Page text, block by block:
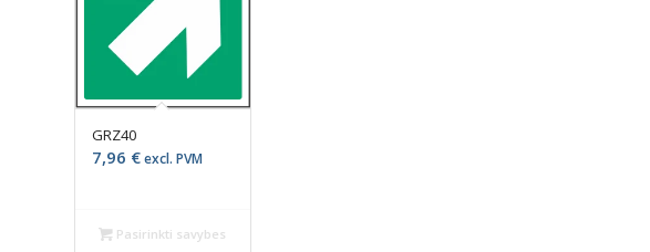
GRZ40
7,96 €excl. PVM
Pasirinkti savybes